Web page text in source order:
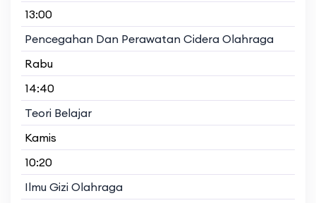
13:00
Pencegahan Dan Perawatan Cidera Olahraga
Rabu
14:40
Teori Belajar
Kamis
10:20
Ilmu Gizi Olahraga